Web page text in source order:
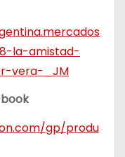
la-amistad-
vera-_JM
gp/produ